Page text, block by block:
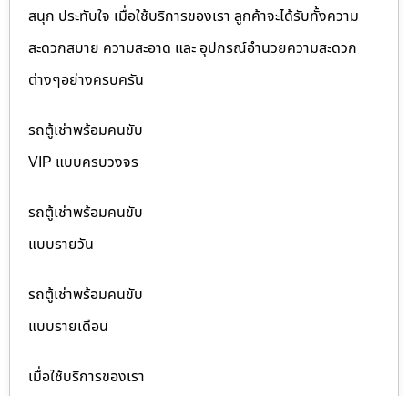
สนุก ประทับใจ เมื่อใช้บริการของเรา ลูกค้าจะได้รับทั้งความ
สะดวกสบาย ความสะอาด และ อุปกรณ์อำนวยความสะดวก
ต่างๆอย่างครบครัน
รถตู้เช่าพร้อมคนขับ
VIP แบบครบวงจร
รถตู้เช่าพร้อมคนขับ
แบบรายวัน
รถตู้เช่าพร้อมคนขับ
แบบรายเดือน
เมื่อใช้บริการของเรา